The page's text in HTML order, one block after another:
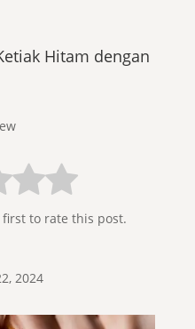
Hitam dengan
first to rate this post.
2024